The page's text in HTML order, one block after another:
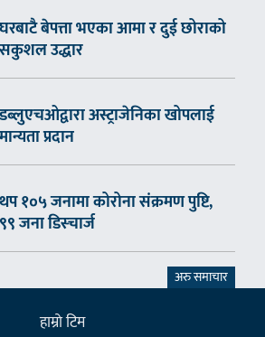
बेपत्ता भएका आमा र दुई छोराको
उद्धार
अस्ट्राजेनिका खोपलाई
प्रदान
थप १०५ जनामा कोरोना संक्रमण पुष्टि,
९९ जना डिस्चार्ज
अरु समाचार
हाम्राे टिम